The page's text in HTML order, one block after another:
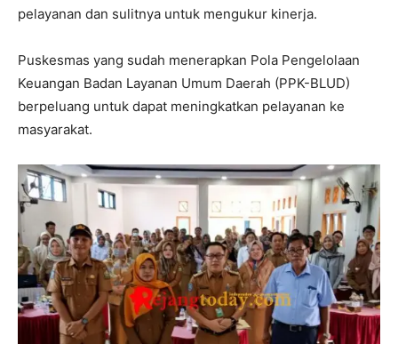
pelayanan dan sulitnya untuk mengukur kinerja.
Puskesmas yang sudah menerapkan Pola Pengelolaan
Keuangan Badan Layanan Umum Daerah (PPK-BLUD)
berpeluang untuk dapat meningkatkan pelayanan ke
masyarakat.